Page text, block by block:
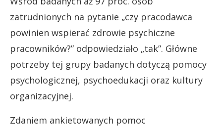
zatrudnionych na pytanie „czy pracodawca
powinien wspierać zdrowie psychiczne
pracowników?” odpowiedziało „tak”. Główne
potrzeby tej grupy badanych dotyczą pomocy
psychologicznej, psychoedukacji oraz kultury
organizacyjnej.
Zdaniem ankietowanych pomoc